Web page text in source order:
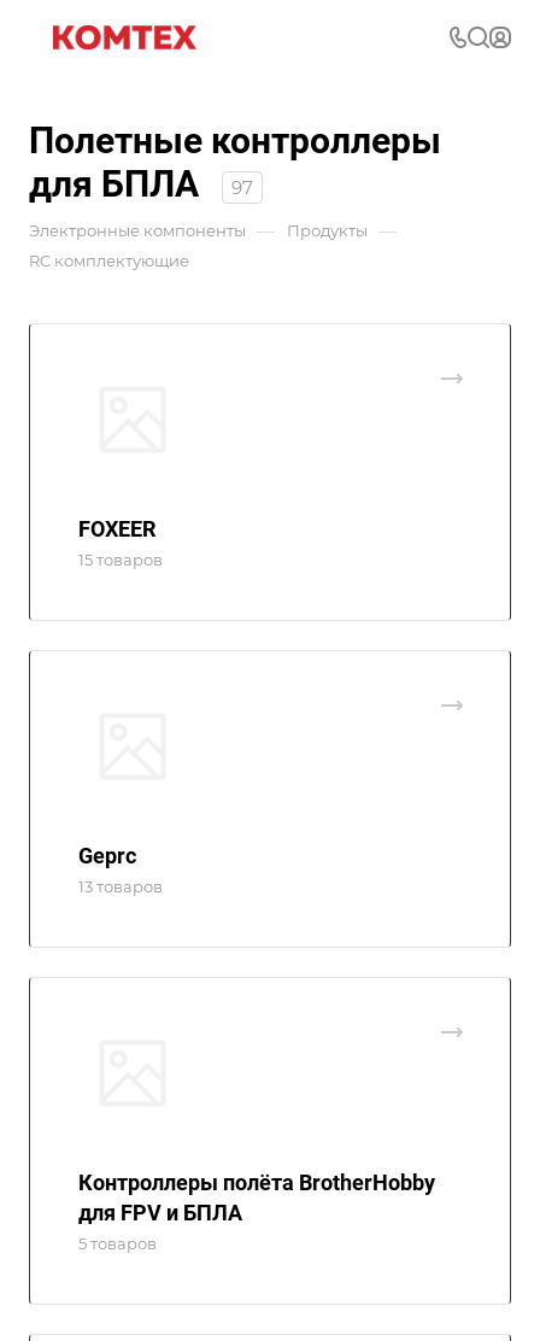
Полетные контроллеры
для БПЛА
97
Электронные компоненты — Продукты —
RC комплектующие
FOXEER
15 товаров
Geprc
13 товаров
Контроллеры полёта BrotherHobby
для FPV и БПЛА
5 товаров